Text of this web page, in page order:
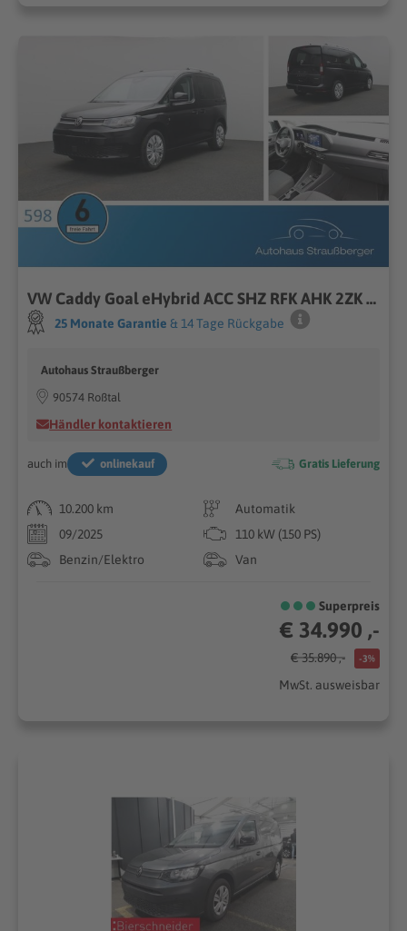
VW Caddy Goal eHybrid ACC SHZ RFK AHK 2ZK Navi QI
25 Monate Garantie & 14 Tage Rückgabe
Autohaus Straußberger
90574 Roßtal
Händler kontaktieren
auch im onlinekauf Gratis Lieferung
10.200 km
Automatik
09/2025
110 kW (150 PS)
Benzin/Elektro
Van
Superpreis
€ 34.990 ,-
€ 35.890 ,- -3%
MwSt. ausweisbar